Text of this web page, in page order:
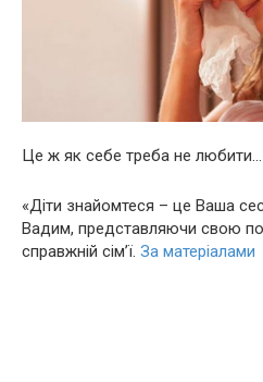
Це ж як себе треба не любити…
«Діти знайомтеся – це Ваша
Вадим, представляючи свою
справжній сім’ї. За матеріалами